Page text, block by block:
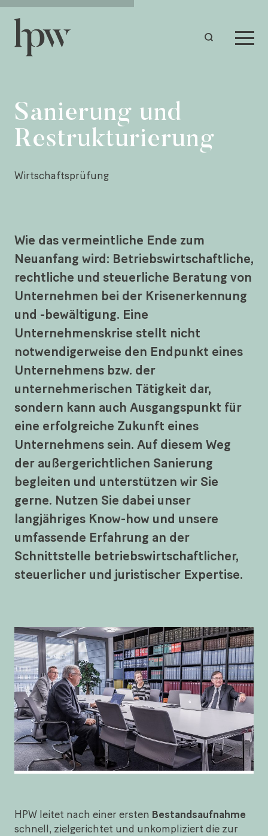
Sanierung und
Restrukturierung
Wirtschaftsprüfung
Wie das vermeintliche Ende zum
Neuanfang wird: Betriebswirtschaftliche,
rechtliche und steuerliche Beratung von
Unternehmen bei der Krisenerkennung
und -bewältigung. Eine
Unternehmenskrise stellt nicht
notwendigerweise den Endpunkt eines
Unternehmens bzw. der
unternehmerischen Tätigkeit dar,
sondern kann auch Ausgangspunkt für
eine erfolgreiche Zukunft eines
Unternehmens sein. Auf diesem Weg
der außergerichtlichen Sanierung
begleiten und unterstützen wir Sie
gerne. Nutzen Sie dabei unser
langjähriges Know-how und unsere
umfassende Erfahrung an der
Schnittstelle betriebswirtschaftlicher,
steuerlicher und juristischer Expertise.
HPW leitet nach einer ersten Bestandsaufnahme
schnell, zielgerichtet und unkompliziert die zur